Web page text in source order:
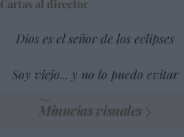
Cartas al director
Dios es el señor de los eclipses
Soy viejo... y no lo puedo evitar
Minucias visuales